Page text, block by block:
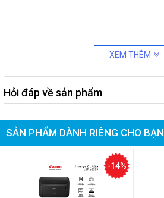
XEM THÊM
Hỏi đáp về sản phẩm
SẢN PHẨM DÀNH RIÊNG CHO BẠN
-14%